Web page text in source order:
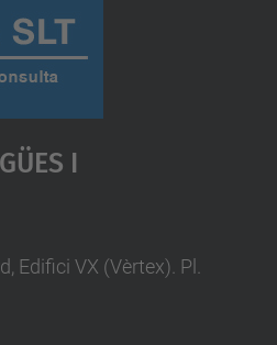
I
Edifici VX (Vèrtex). Pl.